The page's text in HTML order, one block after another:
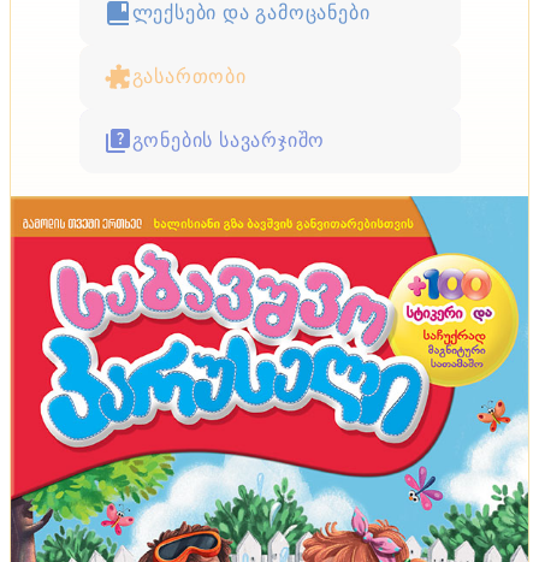
ლექსები და გამოცანები
გასართობი
გონების სავარჯიშო